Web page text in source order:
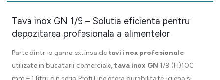
Tava inox GN 1/9 – Solutia eficienta pentru
depozitarea profesionala a alimentelor
Parte dintr-o gama extinsa de tavi inox profesionale
utilizate in bucatarii comerciale, tava inox GN 1/9 (H)100
mm – 1 litru din seria Profi Line ofera durabilitate, igiena si